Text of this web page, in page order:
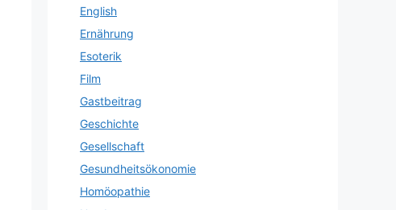
English
Ernährung
Esoterik
Film
Gastbeitrag
Geschichte
Gesellschaft
Gesundheitsökonomie
Homöopathie